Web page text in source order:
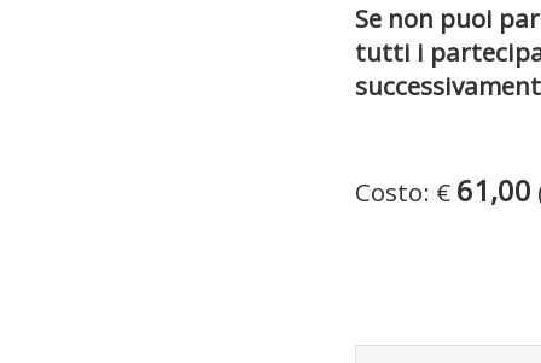
Se non puoi
tutti i
Costo: € 61,00